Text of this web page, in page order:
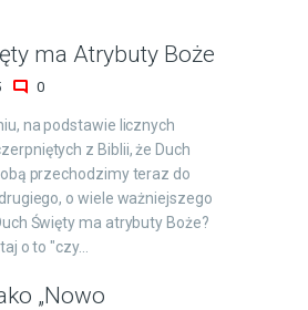
ma Atrybuty Boże
0
na podstawie licznych
z Biblii, że Duch
przechodzimy teraz do
o wiele ważniejszego
Święty ma atrybuty Boże?
o to "czy…
„Nowo